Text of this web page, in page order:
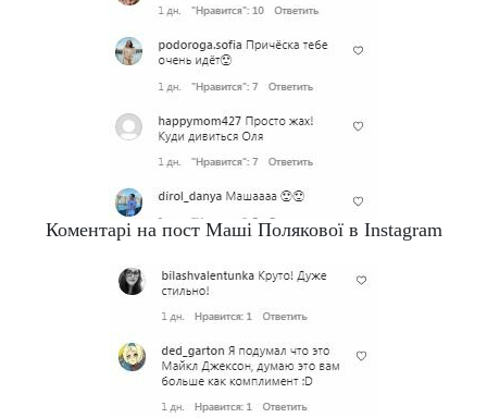
Коментарі на пост Маші Полякової в Instagram